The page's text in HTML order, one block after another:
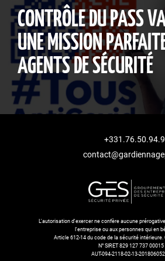
CONTRÔLE DU PASS
UNE MISSION
AGENTS DE SÉCURITÉ
L'autorisation d'exercer ne confère aucune
l'entreprise ou aux personnes qui en
Article 612-14 du code de la sécurité intérieure.
N° SIRET 829 127 737 00015
AUT-094-2118-02-13-